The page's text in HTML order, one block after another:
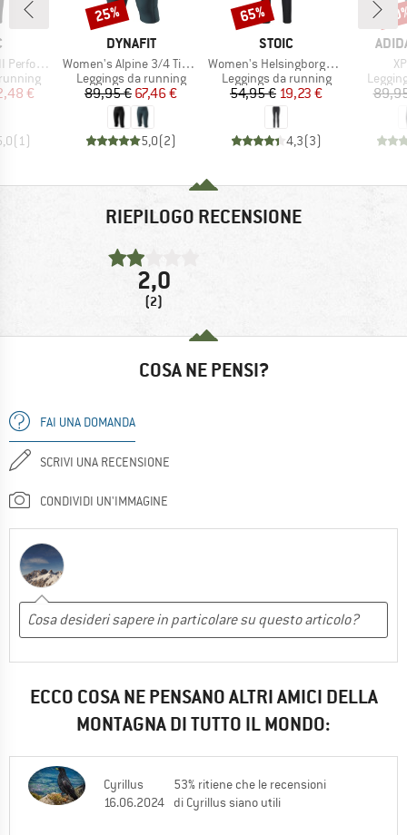
Tights
ridotto
€
(1)
MARCHIO
DYNAFIT
Articolo
Women's Alpine 3/4 Tights
Gruppo di prodotti
Leggings da running
Prezzo
89,95 €Prezzo ridotto
67,46 €
5,0(2)
Sconto
25%
MARCHIO
STOIC
Articolo
Women's HelsingborgSt. II Warm Tights
Gruppo di prodotti
Leggings da running
Prezzo
54,95 €Prezzo ridotto
19,23 €
4,3(3)
Sconto
65%
RIEPILOGO RECENSIONE
2,0
(2)
COSA NE PENSI?
FAI UNA DOMANDA
SCRIVI UNA RECENSIONE
CONDIVIDI UN'IMMAGINE
ECCO COSA NE PENSANO ALTRI AMICI DELLA
MONTAGNA DI TUTTO IL MONDO:
Cyrillus
16.06.2024
53% ritiene che le recensioni
di Cyrillus siano utili